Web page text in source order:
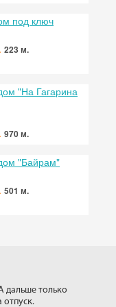
под ключ
223 м.
"На Гагарина
970 м.
"Байрам"
501 м.
дальше только
отпуск.